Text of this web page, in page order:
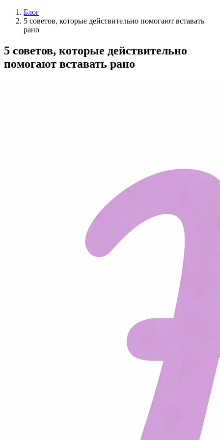
Блог
5 советов, которые действительно помогают вставать
рано
5 советов, которые действительно
помогают вставать рано